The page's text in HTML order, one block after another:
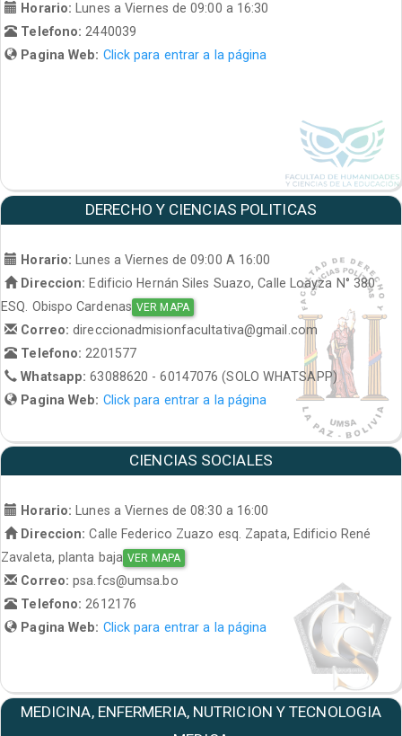
Horario: Lunes a Viernes de 09:00 a 16:30
Telefono:2440039
Pagina Web: Click para entrar a la página
DERECHO Y CIENCIAS POLITICAS
Horario:
Lunes a Viernes de 09:00 A 16:00
Direccion: Edificio Hernán Siles Suazo, Calle Loayza N° 380
ESQ. Obispo Cardenas VER MAPA
Correo:direccionadmisionfacultativa@gmail.com
Telefono: 2201577
Whatsapp:63088620 - 60147076 (SOLO WHATSAPP)
Pagina Web: Click para entrar a la página
CIENCIAS SOCIALES
Horario:
Lunes a Viernes de 08:30 a 16:00
Direccion: Calle Federico Zuazo esq. Zapata, Edificio René
Zavaleta, planta baja VER MAPA
Correo:psa.fcs@umsa.bo
Telefono: 2612176
Pagina Web: Click para entrar a la página
MEDICINA, ENFERMERIA, NUTRICION Y TECNOLOGIA